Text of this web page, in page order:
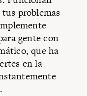
problemas
gente con
que ha
en la